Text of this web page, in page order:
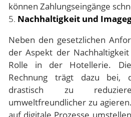
können Zahlungseingänge
5. Nachhaltigkeit und
Neben den gesetzlichen
der Aspekt der
Rolle in der Hotellerie.
Rechnung trägt dazu bei,
drastisch zu
umweltfreundlicher zu